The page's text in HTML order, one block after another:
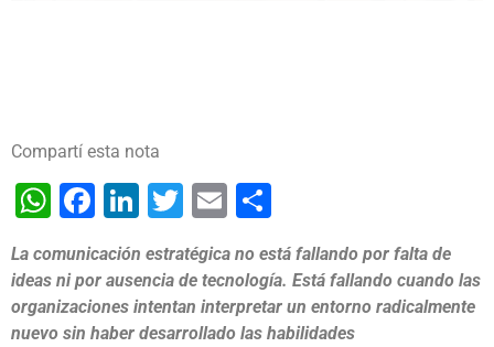
Compartí esta nota
WhatsApp
Facebook
LinkedIn
Twitter
Email
La comunicación estratégica no está fallando por falta de
ideas ni por ausencia de tecnología. Está fallando cuando las
organizaciones intentan interpretar un entorno radicalmente
nuevo sin haber desarrollado las habilidades